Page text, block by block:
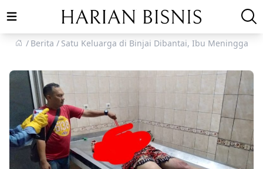
Open main menu
Berita
Satu Keluarga di Binjai Dibantai, Ibu Meninggal